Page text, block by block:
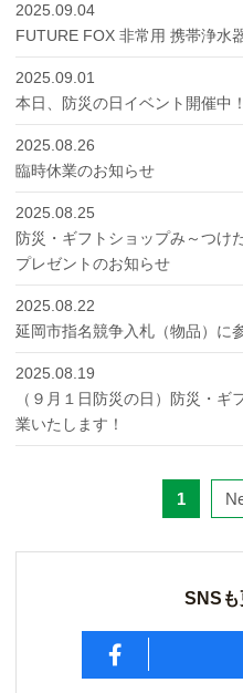
2025.09.04
FUTURE FOX 非常用 携帯浄水
2025.09.01
本日、防災の日イベント開催中
2025.08.26
臨時休業のお知らせ
2025.08.25
防災・ギフトショップみ～つけ
プレゼントのお知らせ
2025.08.22
延岡市指名競争入札（物品）に
2025.08.19
（９月１日防災の日）防災・
業いたします！
1
SNSも